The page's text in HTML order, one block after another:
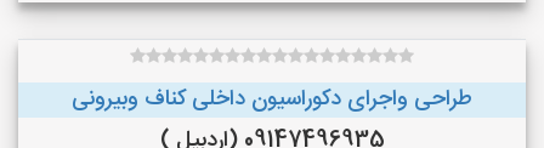
طراحی واجرای دکوراسیون داخلی کناف وبیرونی
09147496935 (اردبیل )